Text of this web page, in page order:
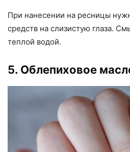
При нанесении на ресницы
средств на слизистую глаза.
теплой водой.
5. Облепиховое